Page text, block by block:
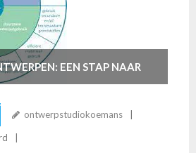
EEN STAP NAAR
ontwerpstudiokoemans